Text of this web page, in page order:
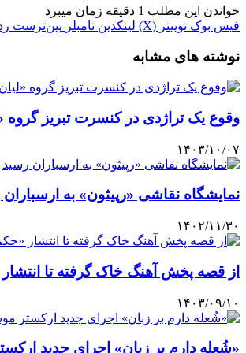
خواندن این مطلب 1 دقیقه زمان میبرد
فیس بوک توییتر (X) لینکدین ‫تامبلر ‫پین‌ترست
نوشته های مشابه
وقوع یک تراژدی در کنسرت تبریز گروه
۱۴۰۳/۱۰/۰۷
نمایشگاه نقاشی «رپیثون» به
۱۴۰۲/۱۱/۳۰
از قصه پخش آهنگ خاک گرفته تا
۱۴۰۳/۰۹/۱۰
«شُعله دارم بر زبان» اجرای جدید